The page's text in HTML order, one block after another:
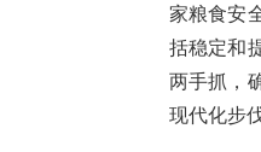
家粮食安
括稳定和
两手抓，
现代化步